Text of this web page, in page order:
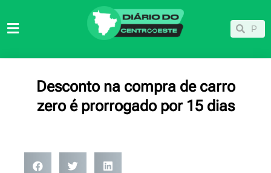
para
Pesquisar
Desconto na compra de carro
zero é prorrogado por 15 dias